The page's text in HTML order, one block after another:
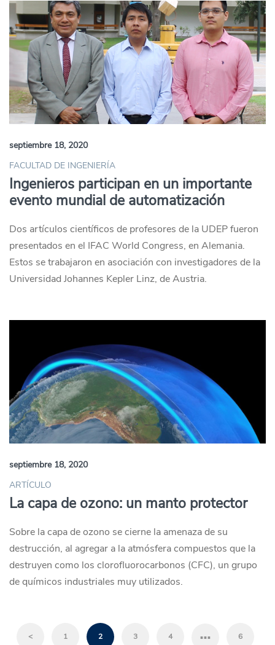
septiembre 18, 2020
FACULTAD DE INGENIERÍA
Ingenieros participan en un importante
evento mundial de automatización
Dos artículos científicos de profesores de la UDEP fueron
presentados en el IFAC World Congress, en Alemania.
Estos se trabajaron en asociación con investigadores de la
Universidad Johannes Kepler Linz, de Austria.
septiembre 18, 2020
ARTÍCULO
La capa de ozono: un manto protector
Sobre la capa de ozono se cierne la amenaza de su
destrucción, al agregar a la atmósfera compuestos que la
destruyen como los clorofluorocarbonos (CFC), un grupo
de químicos industriales muy utilizados.
< 1 2 3 4 … 6